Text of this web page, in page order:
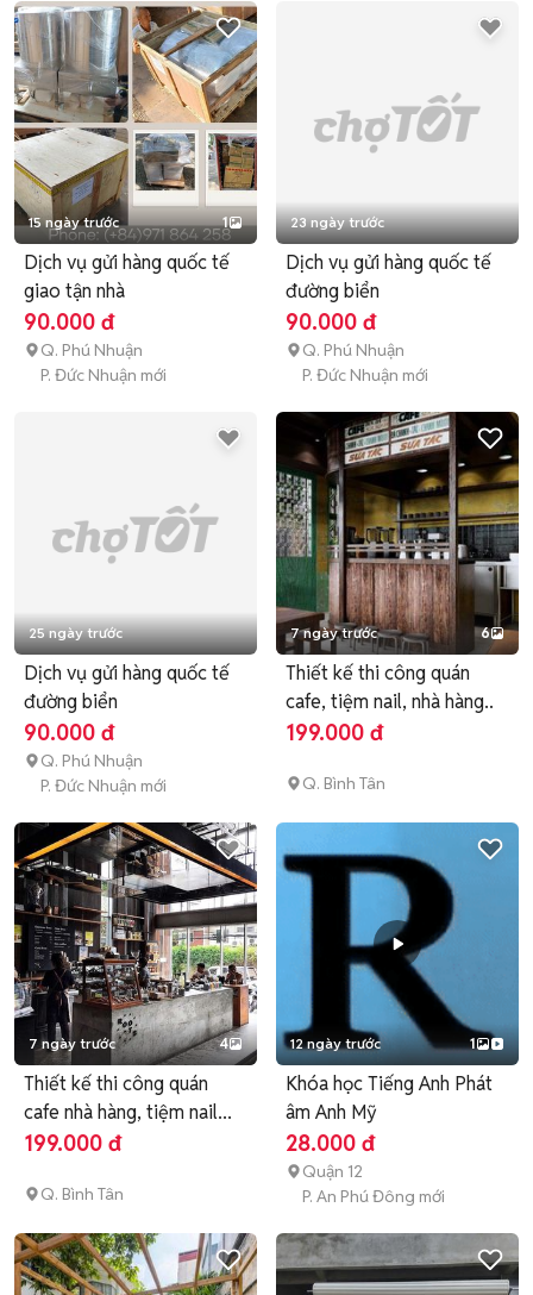
15 ngày trước 1
Dịch vụ gửi hàng quốc tế
giao tận nhà
90.000 đ
Q. Phú Nhuận
P. Đức Nhuận mới
23 ngày trước
Dịch vụ gửi hàng quốc tế
đường biển
90.000 đ
Q. Phú Nhuận
P. Đức Nhuận mới
25 ngày trước
Dịch vụ gửi hàng quốc tế
đường biển
90.000 đ
Q. Phú Nhuận
P. Đức Nhuận mới
7 ngày trước 6
Thiết kế thi công quán
cafe, tiệm nail, nhà hàng..
199.000 đ
Q. Bình Tân
7 ngày trước 4
Thiết kế thi công quán
cafe nhà hàng, tiệm nail...
199.000 đ
Q. Bình Tân
12 ngày trước 1
Khóa học Tiếng Anh Phát
âm Anh Mỹ
28.000 đ
Quận 12
P. An Phú Đông mới